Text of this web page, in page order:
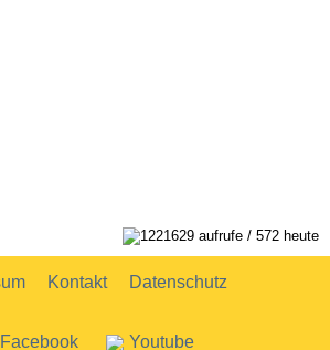
1221629 aufrufe / 572 heute
Kontakt Datenschutz
Facebook Youtube